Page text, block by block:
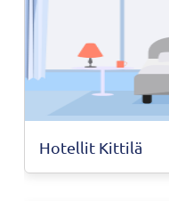
Hotellit Kittilä